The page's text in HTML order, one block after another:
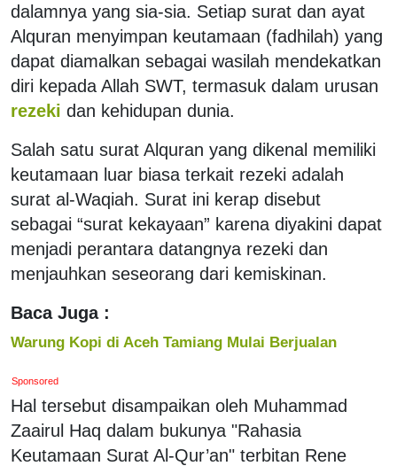
dalamnya yang sia-sia. Setiap surat dan ayat
Alquran menyimpan keutamaan (fadhilah) yang
dapat diamalkan sebagai wasilah mendekatkan
diri kepada Allah SWT, termasuk dalam urusan
rezeki dan kehidupan dunia.
Salah satu surat Alquran yang dikenal memiliki
keutamaan luar biasa terkait rezeki adalah
surat al-Waqiah. Surat ini kerap disebut
sebagai “surat kekayaan” karena diyakini dapat
menjadi perantara datangnya rezeki dan
menjauhkan seseorang dari kemiskinan.
Baca Juga :
Warung Kopi di Aceh Tamiang Mulai Berjualan
Sponsored
Hal tersebut disampaikan oleh Muhammad
Zaairul Haq dalam bukunya "Rahasia
Keutamaan Surat Al-Qur’an" terbitan Rene